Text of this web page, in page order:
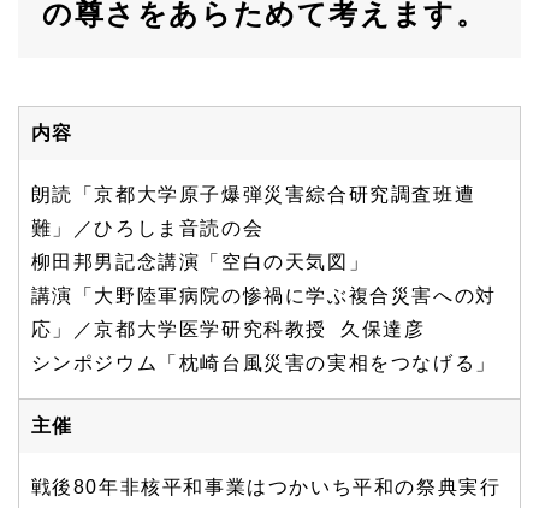
の尊さをあらためて考えます。
内容
朗読「京都大学原子爆弾災害綜合研究調査班遭
難」／ひろしま音読の会
柳田邦男記念講演「空白の天気図」
講演「大野陸軍病院の惨禍に学ぶ複合災害への対
応」／京都大学医学研究科教授 久保達彦
シンポジウム「枕崎台風災害の実相をつなげる」
主催
戦後80年非核平和事業はつかいち平和の祭典実行